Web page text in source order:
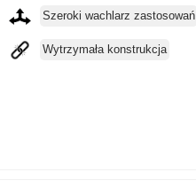
Szeroki wachlarz zastosowań
Wytrzymała konstrukcja